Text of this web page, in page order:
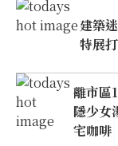
建築
特展
離市區
隱少女
宅咖啡